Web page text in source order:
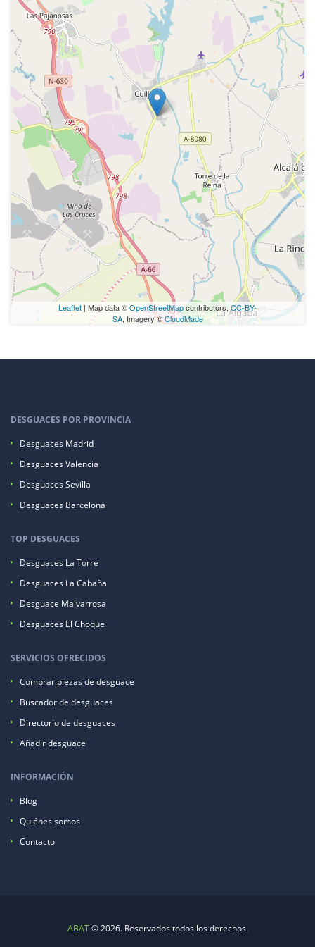
Leaflet | Map data ©OpenStreetMapcontributors,CC-BY-
SA, Imagery ©CloudMade
DESGUACES POR PROVINCIA
Desguaces Madrid
Desguaces Valencia
Desguaces Sevilla
Desguaces Barcelona
TOP DESGUACES
Desguaces La Torre
Desguaces La Cabaña
Desguace Malvarrosa
Desguaces El Choque
SERVICIOS OFRECIDOS
Comprar piezas de desguace
Buscador de desguaces
Directorio de desguaces
Añadir desguace
INFORMACIÓN
Blog
Quiénes somos
Contacto
ABAT© 2026. Reservados todos los derechos.